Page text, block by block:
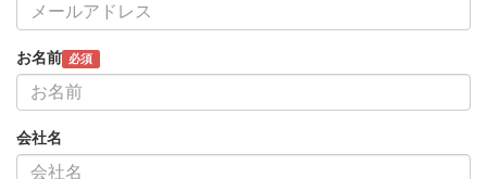
お名前 必須
会社名